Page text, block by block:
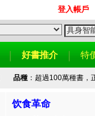
登入帳戶
好書推介 特
品種：超過100萬種書，
饮食革命